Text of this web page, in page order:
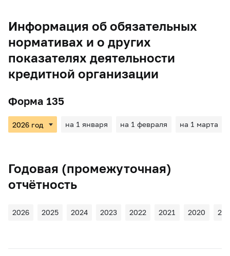
Информация об обязательных
нормативах и о других
показателях деятельности
кредитной организации
Форма 135
на 1 января на 1 февраля на 1 марта
Годовая (промежуточная)
отчётность
2026 2025 2024 2023 2022 2021 2020